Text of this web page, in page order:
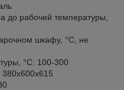
до рабочей температуры,
шкафу, °С, не
°C: 100-300